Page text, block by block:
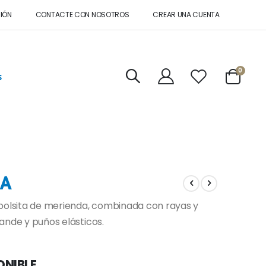
CONTACTE CON NOSOTROS CREAR UNA CUENTA
Cart
0
de merienda, combinada con rayas y
y puños elásticos.